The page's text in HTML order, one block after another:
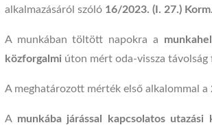
alkalmazásáról szóló 16/2023. (I. 27.)
A munkában töltött napokra a
közforgalmi úton mért oda-vissza távolság
A meghatározott mérték első alkalommal a
A munkába járással kapcsolatos